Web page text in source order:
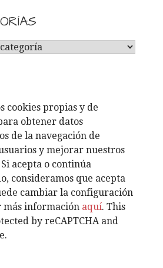
cookies propias y de
obtener datos
de la navegación de
y mejorar nuestros
acepta o continúa
consideramos que acepta
cambiar la configuración
más información aquí. This
by reCAPTCHA and